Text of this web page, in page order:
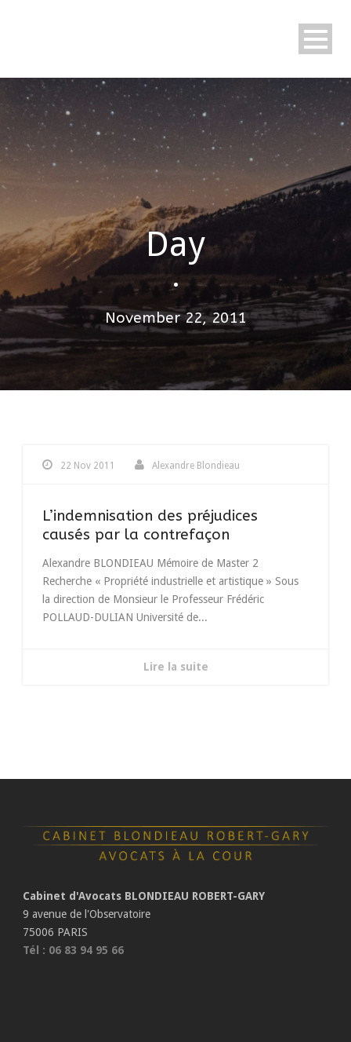
Day
•
November 22, 2011
22 Nov 2011 Alexandre Blondieau
L’indemnisation des préjudices
causés par la contrefaçon
Alexandre BLONDIEAU Mémoire de Master 2
Recherche « Propriété industrielle et artistique » Sous
la direction de Monsieur le Professeur Frédéric
POLLAUD-DULIAN Université de...
Lire la suite
Cabinet d'Avocats BLONDIEAU ROBERT-GARY
9 avenue de l'Observatoire
75006 PARIS
Tél : 06 83 94 95 66